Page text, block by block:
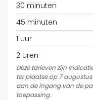
30 minuten
45 minuten
1 uur
2 uren
Deze tarieven zijn
ter plaatse op 7
aan de ingang van de
toepassing.